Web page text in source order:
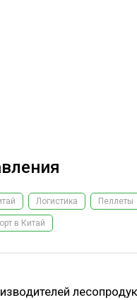
Логистика Пеллеты
в Китай